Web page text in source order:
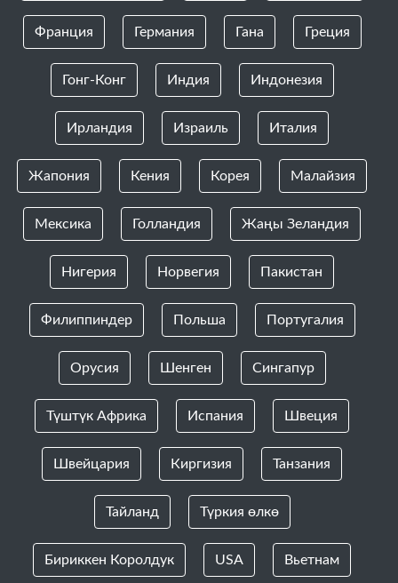
Франция Германия Гана Греция
Гонг-Конг Индия Индонезия
Ирландия Израиль Италия
Жапония Кения Корея Малайзия
Мексика Голландия Жаңы Зеландия
Нигерия Норвегия Пакистан
Филиппиндер Польша Португалия
Орусия Шенген Сингапур
Түштүк Африка Испания Швеция
Швейцария Киргизия Танзания
Тайланд Түркия өлкө
Бириккен Королдук USA Вьетнам